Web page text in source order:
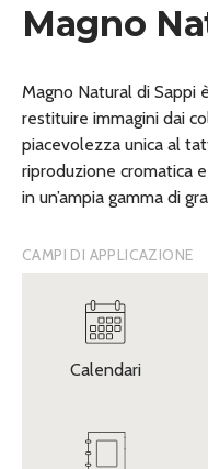
Magno
Magno Natural di Sappi
restituire immagini dai
piacevolezza unica al
riproduzione cromatica
in un’ampia gamma di
CAMPI DI APPLICAZIONE
Calendari